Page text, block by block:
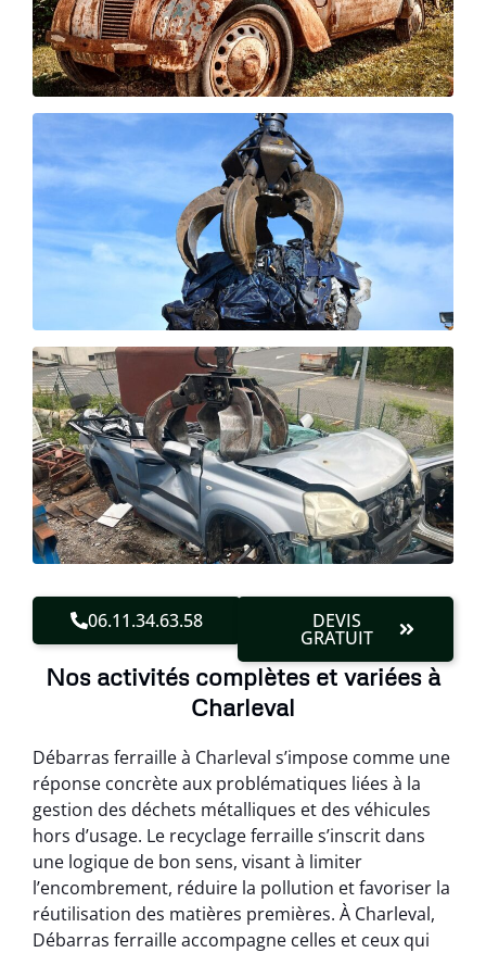
06.11.34.63.58 DEVIS
GRATUIT
Nos activités complètes et variées à
Charleval
Débarras ferraille à Charleval s’impose comme une
réponse concrète aux problématiques liées à la
gestion des déchets métalliques et des véhicules
hors d’usage. Le recyclage ferraille s’inscrit dans
une logique de bon sens, visant à limiter
l’encombrement, réduire la pollution et favoriser la
réutilisation des matières premières. À Charleval,
Débarras ferraille accompagne celles et ceux qui